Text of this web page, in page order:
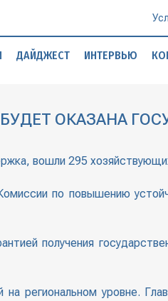
ДАЙДЖЕСТ ИНТЕРВЬЮ
ОКАЗАНА
вошли 295
по повышению
получения
региональном уровне.